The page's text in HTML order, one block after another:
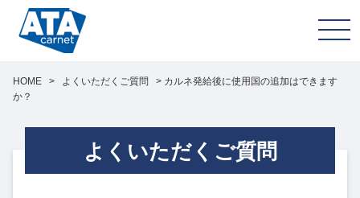
HOME > よくいただくご質問 > カルネ発給後に使用国の追加はできます
か？
よくいただくご質問